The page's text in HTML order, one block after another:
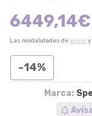
6449,14€
Las modalidades de envío y
-14%
Marca: